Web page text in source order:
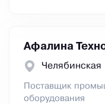
Афалина
Челябинская
Поставщик
оборудования